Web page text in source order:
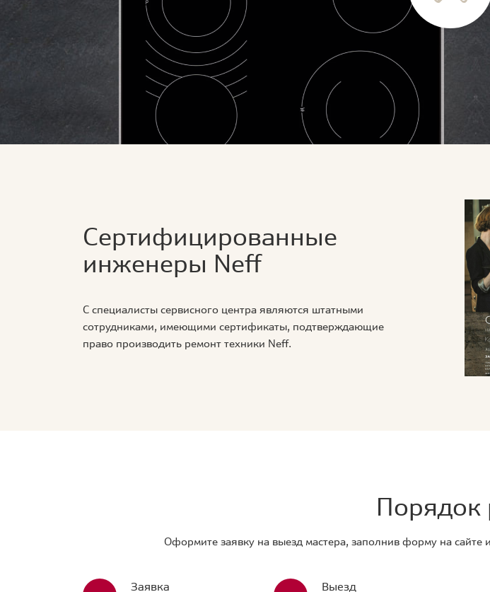
Сертифицированные
инженеры Neff
С специалисты сервисного центра являются штатными
сотрудниками, имеющими сертификаты, подтверждающие
право производить ремонт техники Neff.
Порядок
Оформите заявку на выезд мастера, заполнив форму на сайте
Заявка Выезд